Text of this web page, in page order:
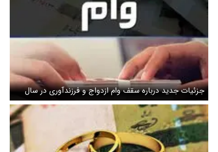
جزئیات جدید درباره سقف وام ازدواج و فرزندآوری در سال
۱۴۰۵